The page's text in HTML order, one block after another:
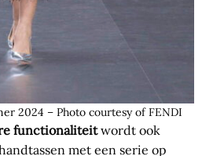
2024 – Photo courtesy of FENDI
functionaliteitwordt ook
met een serie op